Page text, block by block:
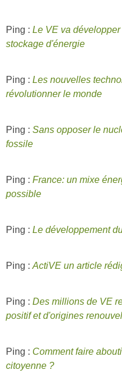
Ping : Le VE va
stockage d'énergie
Ping : Les nouvelles
révolutionner le monde
Ping : Sans opposer le
fossile
Ping : France: un mixe
possible
Ping : Le développement
Ping : ActiVE un article
Ping : Des millions de VE
positif et d'origines
Ping : Comment faire
citoyenne ?